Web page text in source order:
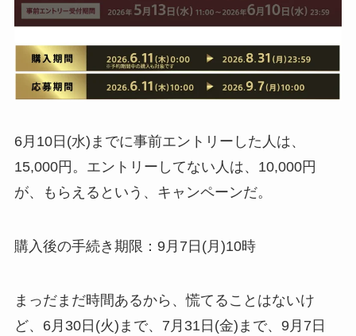
6月10日(水)までに事前エントリーした人は、
15,000円。エントリーしてない人は、10,000円
が、もらえるという、キャンペーンだ。
購入後の手続き期限：9月7日(月)10時
まっだまだ時間あるから、慌てることはないけ
ど、6月30日(火)まで、7月31日(金)まで、9月7日